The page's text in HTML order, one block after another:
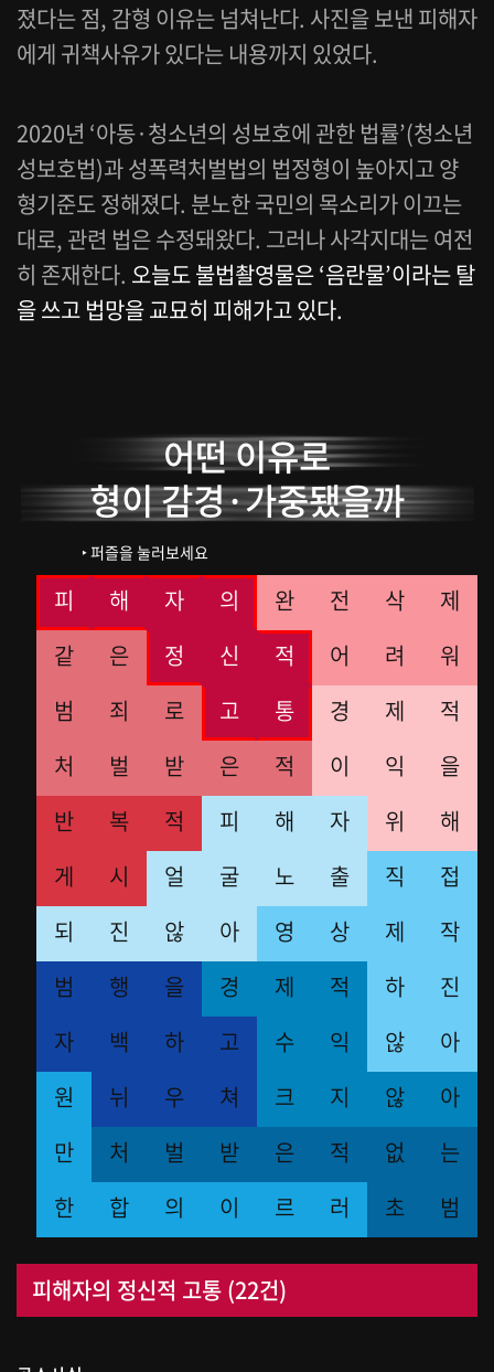
졌다는 점, 감형 이유는 넘쳐난다. 사진을 보낸 피해자
에게 귀책사유가 있다는 내용까지 있었다.
2020년 ‘아동·청소년의 성보호에 관한 법률’(청소년
성보호법)과 성폭력처벌법의 법정형이 높아지고 양
형기준도 정해졌다. 분노한 국민의 목소리가 이끄는
대로, 관련 법은 수정돼왔다. 그러나 사각지대는 여전
히 존재한다. 오늘도 불법촬영물은 ‘음란물’이라는 탈
을 쓰고 법망을 교묘히 피해가고 있다.
어떤 이유로
형이 감경·가중됐을까
‣ 퍼즐을 눌러보세요
피 해 자 의 완 전 삭
제
같
은 정 신 적 어 려
워
범
죄 로 고 통 경 제
적
처
벌 받 은 적 이 익
을
반
복 적 피 해 자 위
해
게
시 얼 굴 노 출 직
접
되
진 않 아 영 상 제
작
범
행 을 경 제 적 하
진
자
백 하 고 수 익 않
아
원
뉘 우 쳐 크 지 않
아
만
처 벌 받 은 적 없
는
한
합 의 이 르 러 초 범
피해자의 정신적 고통 (22건)